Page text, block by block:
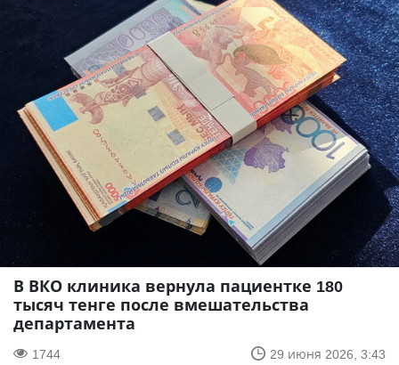
В ВКО клиника вернула пациентке 180
тысяч тенге после вмешательства
департамента
1744 29 июня 2026, 3:43